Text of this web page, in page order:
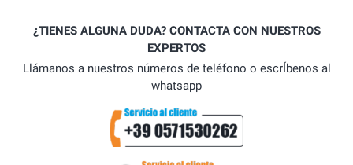
¿TIENES ALGUNA DUDA? CONTACTA CON NUESTROS
EXPERTOS
Llámanos a nuestros números de teléfono o escrÍbenos al
whatsapp